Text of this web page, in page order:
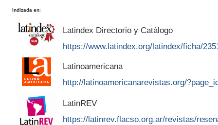
Indizada en:
Latindex Directorio y Catálogo
https://www.latindex.org/latindex/ficha/
Latinoamericana
http://latinoamericanarevistas.org/
LatinREV
https://latinrev.flacso.org.ar/revistas/